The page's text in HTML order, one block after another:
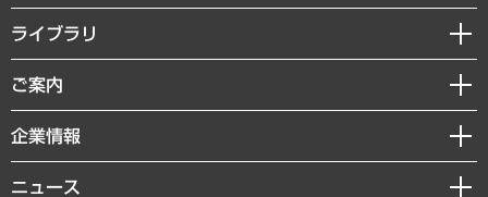
経営戦略
組織・人事戦略
デジタルイノベーション
共生・ダイバーシティ
ライブラリ
経済調査
レポート
コラム
ご案内
セミナー・イベント情報
MUFGビジネスセミナー
受託案件情報
企業情報
私たちの想い
ニュース